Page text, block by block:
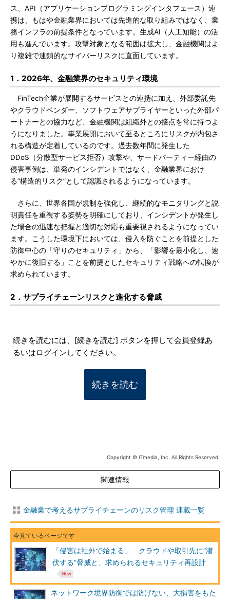
ス、API（アプリケーションプログラミングインタフェース）連
携は、もはや金融業界においては先進的な取り組みではなく、業
務インフラの前提条件となっています。生成AI（人工知能）の活
用も進んでいます。攻撃対象となる範囲は拡大し、金融機関はよ
り複雑で連鎖的なサイバーリスクに直面しています。
1．2026年、金融業界のセキュリティ環境
FinTech企業が展開するサービスとの連携に加え、外部委託先
やクラウドベンダー、ソフトウェアサプライヤーといった外部パ
ートナーとの協力など、金融機関は組織外との接点を常に持つよ
うになりました。事業展開において至るところにリスクが内包さ
れる構造が定着しているのです。過去数年間に発生した
DDoS（分散型サービス拒否）攻撃や、サードパーティー経由の
侵害事例は、単発のインシデントではなく、金融業界におけ
る“構造的リスク”として認識されるようになっています。
さらに、世界各国が規制を強化し、継続的なモニタリングと説
明責任を重視する姿勢を明確にしており、インシデントが発生し
た場合の迅速な把握と適切な対応も重要視されるようになってい
ます。こうした環境下においては、侵入を防ぐことを前提とした
防御中心の「守りのセキュリティ」から、「影響を最小化し、速
やかに復旧する」ことを前提としたセキュリティ戦略への転換が
求められています。
2．サプライチェーンリスクと進化する脅威
続きを読むには、[続きを読む] ボタンを押して会員登録あ
るいはログインしてください。
続きを読む
Copyright © ITmedia, Inc. All Rights Reserved.
関連情報
金融業で考えるサプライチェーンのリスク管理 連載一覧
「侵害は社外で始まる」 クラウドや取引先に“潜
伏する”脅威と、求められるセキュリティ再設計
ネットワーク境界防御では防げない、大損害をもた